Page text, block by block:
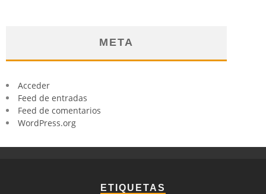
META
Acceder
Feed de entradas
Feed de comentarios
WordPress.org
ETIQUETAS